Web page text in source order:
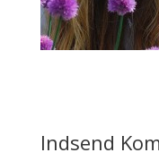
Indsend